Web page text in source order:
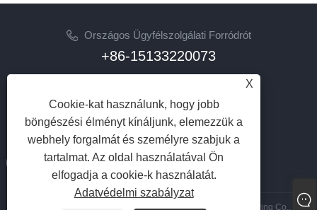
Országos Ügyfélszolgálati Forródrót
+86-15133220073
sherry@syhoist.com
KÖVESS MINKET
Copyright © 2023 Hebei Shengyu Hoisting Machinery Manufacturing Co., Ltd.
X
Cookie-kat használunk, hogy jobb
böngészési élményt kínáljunk, elemezzük a
webhely forgalmát és személyre szabjuk a
tartalmat. Az oldal használatával Ön
elfogadja a cookie-k használatát.
Adatvédelmi szabályzat